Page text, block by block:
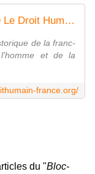
Obédience franc-maçonnerie Mixte Le Droit Humain Fédération Française
de la franc-
et de la
france.org/
du "Bloc-